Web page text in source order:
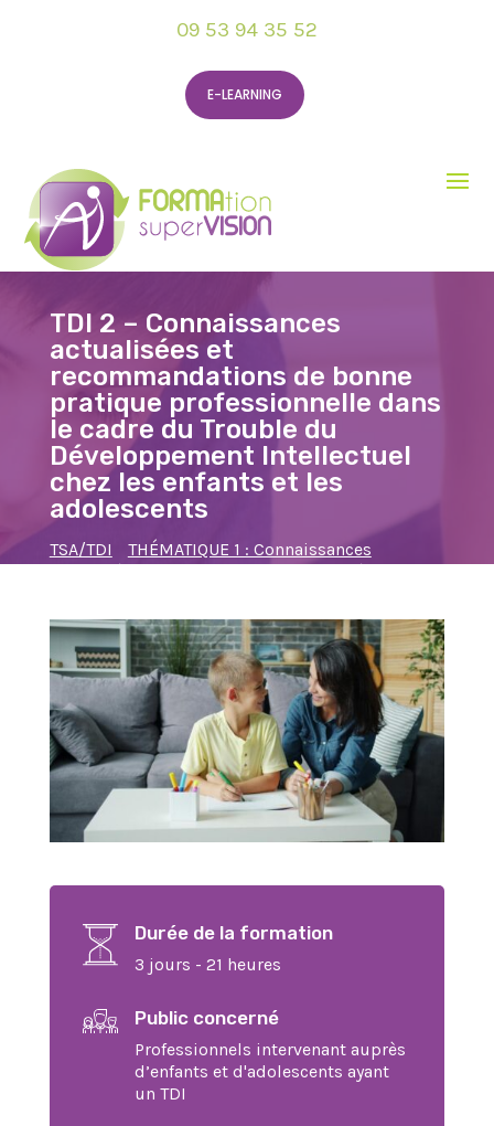
09 53 94 35 52
E-LEARNING
TDI 2 – Connaissances
actualisées et
recommandations de bonne
pratique professionnelle dans
le cadre du Trouble du
Développement Intellectuel
chez les enfants et les
adolescents
TSA/TDI
THÉMATIQUE 1 : Connaissances
Durée de la formation
3 jours - 21 heures
Public concerné
Professionnels intervenant auprès
d’enfants et d'adolescents ayant
un TDI